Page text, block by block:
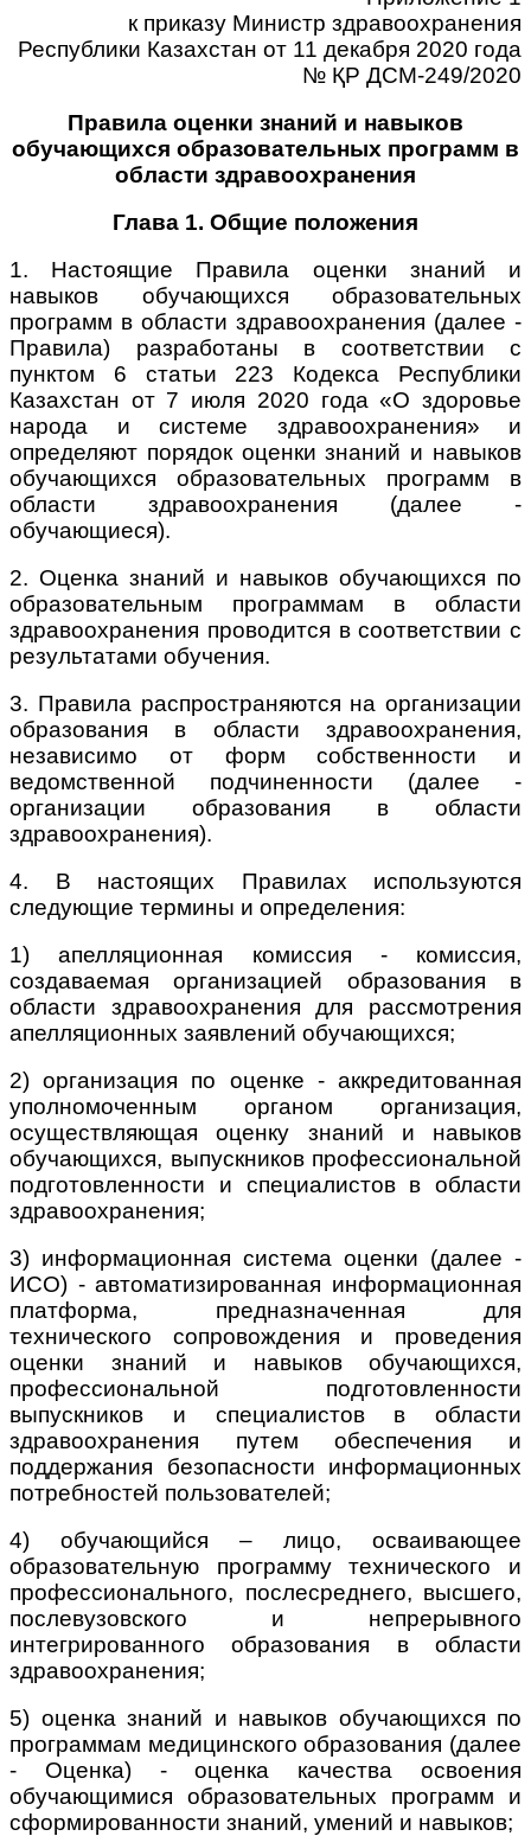
к приказу Министр здравоохранения
Республики Казахстан от 11 декабря 2020 года
№ ҚР ДСМ-249/2020
Правила оценки знаний и навыков
обучающихся образовательных программ в
области здравоохранения
Глава 1. Общие положения
1. Настоящие Правила оценки знаний и
навыков обучающихся образовательных
программ в области здравоохранения (далее -
Правила) разработаны в соответствии с
пунктом 6 статьи 223 Кодекса Республики
Казахстан от 7 июля 2020 года «О здоровье
народа и системе здравоохранения» и
определяют порядок оценки знаний и навыков
обучающихся образовательных программ в
области здравоохранения (далее -
обучающиеся).
2. Оценка знаний и навыков обучающихся по
образовательным программам в области
здравоохранения проводится в соответствии с
результатами обучения.
3. Правила распространяются на организации
образования в области здравоохранения,
независимо от форм собственности и
ведомственной подчиненности (далее -
организации образования в области
здравоохранения).
4. В настоящих Правилах используются
следующие термины и определения:
1) апелляционная комиссия - комиссия,
создаваемая организацией образования в
области здравоохранения для рассмотрения
апелляционных заявлений обучающихся;
2) организация по оценке - аккредитованная
уполномоченным органом организация,
осуществляющая оценку знаний и навыков
обучающихся, выпускников профессиональной
подготовленности и специалистов в области
здравоохранения;
3) информационная система оценки (далее -
ИСО) - автоматизированная информационная
платформа, предназначенная для
технического сопровождения и проведения
оценки знаний и навыков обучающихся,
профессиональной подготовленности
выпускников и специалистов в области
здравоохранения путем обеспечения и
поддержания безопасности информационных
потребностей пользователей;
4) обучающийся – лицо, осваивающее
образовательную программу технического и
профессионального, послесреднего, высшего,
послевузовского и непрерывного
интегрированного образования в области
здравоохранения;
5) оценка знаний и навыков обучающихся по
программам медицинского образования (далее
- Оценка) - оценка качества освоения
обучающимися образовательных программ и
сформированности знаний, умений и навыков;